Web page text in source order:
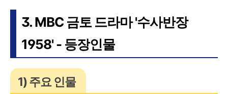
3. MBC 금토 드라마 '수사반장
1958' - 등장인물
1) 주요 인물